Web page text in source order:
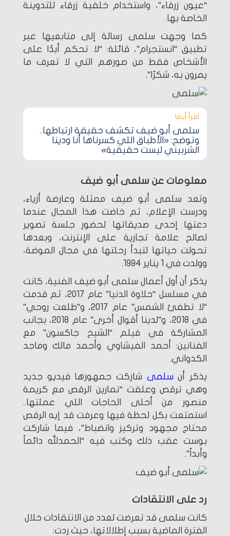
“عيون زرقاء”، واستخدام خلفية زرقاء للتدوينة
الخاصة بها.
كما وجهت سلمى رسالة إلى متابعيها عبر
تطبيق “انستجرام”، قائلة: “لا تحكم أبدًا على
الأشخاص فقط من صورهم التي لا تعرف ما
يمرون به، شكرًا”.
اقرأ أيضا‎
سلمى أبو ضيف تكشف حقيقة ارتباطها..
وتوضح: «الأطباق اللي كسرناها أنا ودينا
الشربيني ليست حقيقية»
معلومات عن سلمى أبو ضيف
وتعد سلمى أبو ضيف ممثلة وعارضة أزياء،
ودرست الإعلام، ثم خاضت هذا المجال عندما
دعتها إحدى صديقاتها لحضور جلسة تصوير
لصالح علامة تجارية على الإنترنت، وبعدها
تحولت حياتها لتبدأ رحلتها في مجال الموضة،
وولدت في 1 يناير 1994.
يذكر أن أول أعمال سلمى أبو ضيف الفنية، كانت
في مسلسل “حلاوة الدنيا” عام 2017، ثم قدمت
“لا تطفئ الشمس” عام 2017، و”طلعت روحي”
في 2018، و”لدينا أقوال أخرى” عام 2018، بجانب
المشاركة في فيلم “الشيخ جاكسون” مع
الفنانين: أحمد الفيشاوي وأحمد مالك وماجد
الكدواني.
يذكر أن سلمى شاركت جمهورها فيديو جديد
وهي ترقص وعلقت “تمارين الرقص مع كريمة
منصور من أحلى الحاجات اللي عملتها..
استمتعت بكل لحظة فيها وعرفت قد إيه الرقص
محتاج مجهود وتركيز وانضباط”، فيما شاركت
بوست عقب ذلك وكتب فيه “الحمدلله دائماً
وأبداً”.
رد على الانتقادات
كانت سلمى قد تعرضت لعدد من الانتقادات خلال
الفترة الماضية بسبب إطلالاتها، حيث ردت: